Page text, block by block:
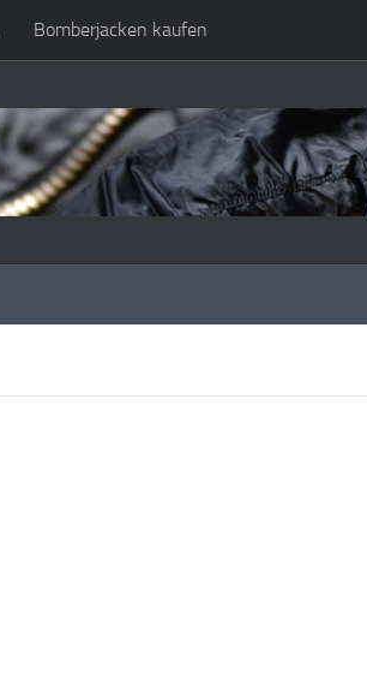
Bomberjacken kaufen